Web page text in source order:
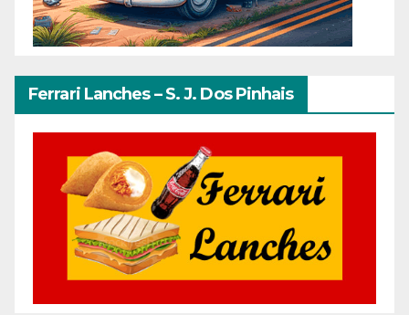
Ferrari Lanches – S. J. Dos Pinhais